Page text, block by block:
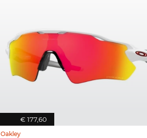
€ 177,60
Oakley